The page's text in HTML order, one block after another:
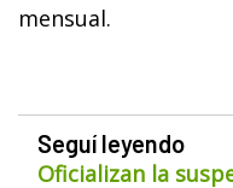
mensual.
Seguí leyendo
Oficializan la